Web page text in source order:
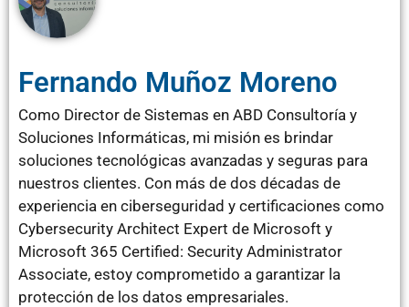
Fernando Muñoz Moreno
Como Director de Sistemas en ABD Consultoría y
Soluciones Informáticas, mi misión es brindar
soluciones tecnológicas avanzadas y seguras para
nuestros clientes. Con más de dos décadas de
experiencia en ciberseguridad y certificaciones como
Cybersecurity Architect Expert de Microsoft y
Microsoft 365 Certified: Security Administrator
Associate, estoy comprometido a garantizar la
protección de los datos empresariales.